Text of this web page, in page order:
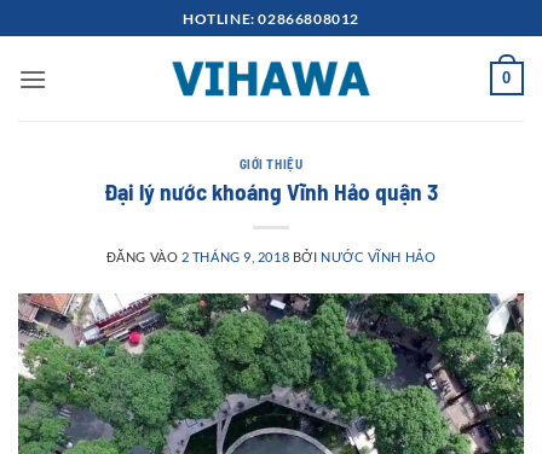
qua
nội
HOTLINE: 02866808012
0
GIỚI THIỆU
Đại lý nước khoáng Vĩnh Hảo quận 3
ĐĂNG VÀO 2 THÁNG 9, 2018 BỞI NƯỚC VĨNH HẢO